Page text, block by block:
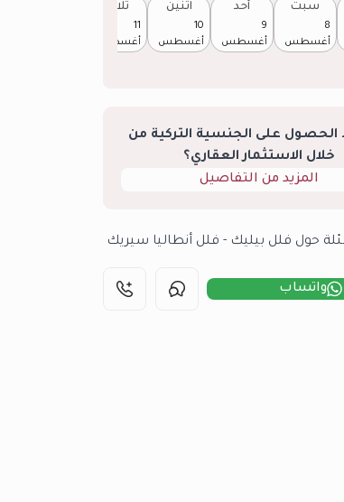
سبت
8
أغسطس
أحد
9
أغسطس
اثنين
10
أغسطس
ثلاثاء
11
أغسطس
الحصول على الجنسية التركية من
خلال الاستثمار العقاري؟
المزيد من التفاصيل
حول فلل بيليك - فلل أنطاليا سيريك
واتساب